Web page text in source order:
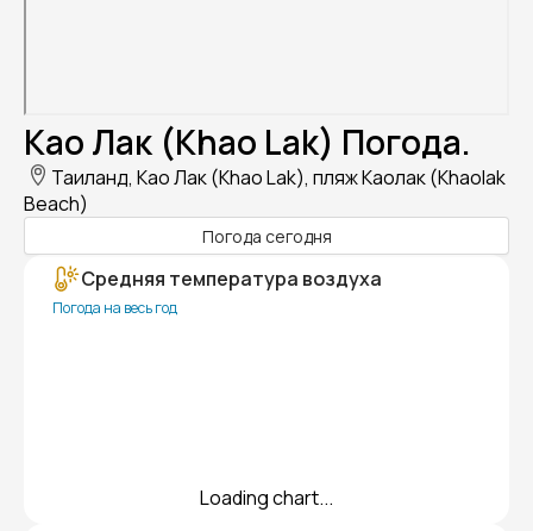
Као Лак (Khao Lak) Погода.
Таиланд, Као Лак (Khao Lak), пляж Каолак (Khaolak
Beach)
Погода сегодня
Средняя температура воздуха
Погода на весь год
Loading chart...